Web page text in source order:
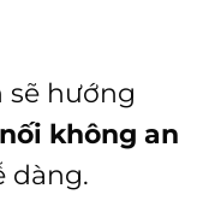
sẽ hướng
không an
dàng.